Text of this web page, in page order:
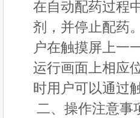
在自动配药过程
剂，并停止配药
户在触摸屏上一
运行画面上相应
时用户可以通过
二、操作注意事